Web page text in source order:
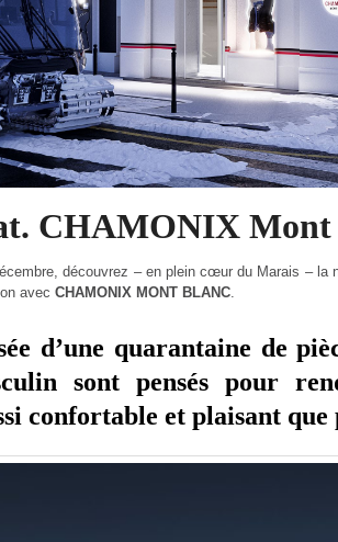
CHAMONIX Mont
découvrez – en plein cœur du Marais – la
avec CHAMONIX MONT BLANC.
d’une quarantaine de
sont pensés pour
confortable et plaisant que